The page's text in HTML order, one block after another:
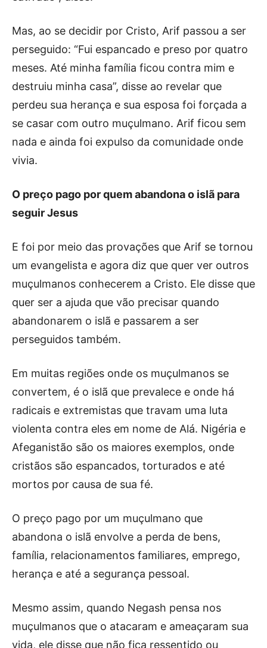
Mas, ao se decidir por Cristo, Arif passou a ser
perseguido: “Fui espancado e preso por quatro
meses. Até minha família ficou contra mim e
destruiu minha casa”, disse ao revelar que
perdeu sua herança e sua esposa foi forçada a
se casar com outro muçulmano. Arif ficou sem
nada e ainda foi expulso da comunidade onde
vivia.
O preço pago por quem abandona o islã para
seguir Jesus
E foi por meio das provações que Arif se tornou
um evangelista e agora diz que quer ver outros
muçulmanos conhecerem a Cristo. Ele disse que
quer ser a ajuda que vão precisar quando
abandonarem o islã e passarem a ser
perseguidos também.
Em muitas regiões onde os muçulmanos se
convertem, é o islã que prevalece e onde há
radicais e extremistas que travam uma luta
violenta contra eles em nome de Alá. Nigéria e
Afeganistão são os maiores exemplos, onde
cristãos são espancados, torturados e até
mortos por causa de sua fé.
O preço pago por um muçulmano que
abandona o islã envolve a perda de bens,
família, relacionamentos familiares, emprego,
herança e até a segurança pessoal.
Mesmo assim, quando Negash pensa nos
muçulmanos que o atacaram e ameaçaram sua
vida, ele disse que não fica ressentido ou